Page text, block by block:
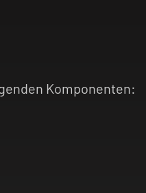
Komponenten: